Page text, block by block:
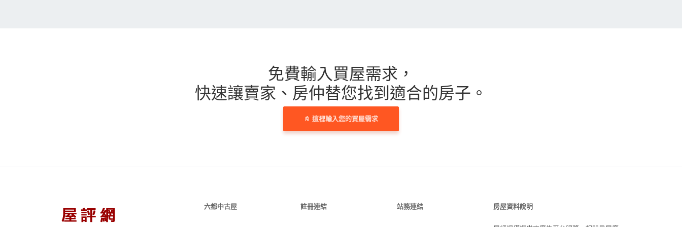
免費輸入買屋需求，
快速讓賣家、房仲替您找到適合的房子。
這裡輸入您的買屋需求
六都中古屋 註冊連結 站務連結 房屋資料說明